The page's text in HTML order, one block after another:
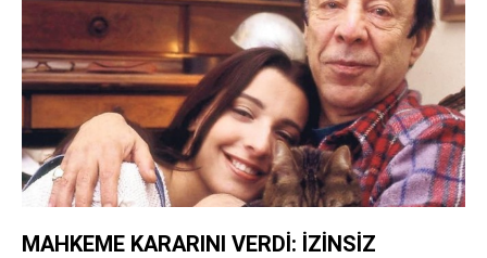
MAHKEME KARARINI VERDİ: İZİNSİZ